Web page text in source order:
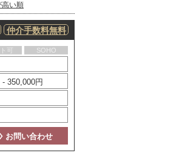
高い順
仲介手数料無料
可 SOHO
350,000円
お問い合わせ